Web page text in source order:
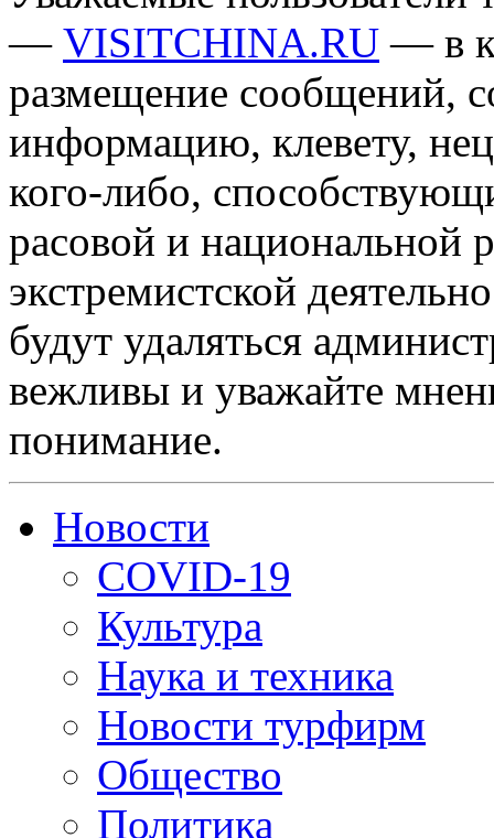
— VISITCHINA.RU — в
размещение сообщений,
информацию, клевету,
кого-либо,
расовой и национальной
экстремистской
будут удаляться
вежливы и уважайте
понимание.
Новости
COVID-19
Культура
Наука и техника
Новости турфирм
Общество
Политика